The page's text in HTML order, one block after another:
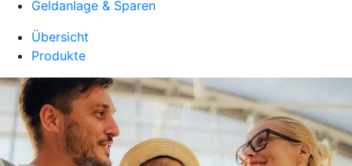
Geldanlage & Sparen
Übersicht
Produkte